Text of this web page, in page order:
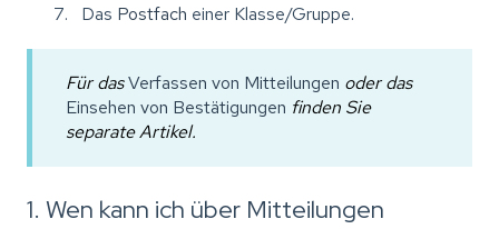
Das Postfach einer Klasse/Gruppe.
Für dasVerfassen von Mitteilungen oder das
Einsehen von Bestätigungen finden Sie
separate Artikel.
1. Wen kann ich über Mitteilungen